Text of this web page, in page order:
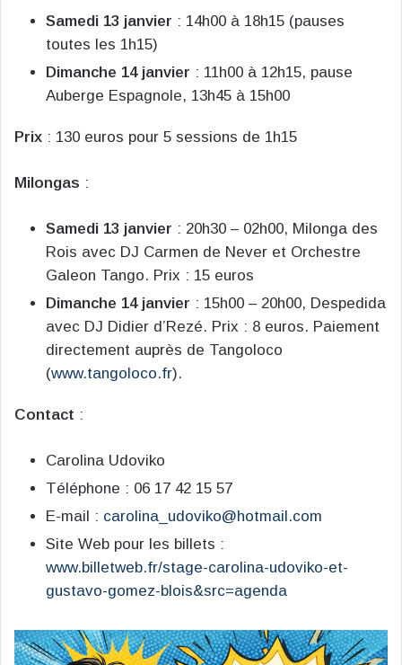
Samedi 13 janvier : 14h00 à 18h15 (pauses
toutes les 1h15)
Dimanche 14 janvier : 11h00 à 12h15, pause
Auberge Espagnole, 13h45 à 15h00
Prix : 130 euros pour 5 sessions de 1h15
Milongas :
Samedi 13 janvier : 20h30 – 02h00, Milonga des
Rois avec DJ Carmen de Never et Orchestre
Galeon Tango. Prix : 15 euros
Dimanche 14 janvier : 15h00 – 20h00, Despedida
avec DJ Didier d’Rezé. Prix : 8 euros. Paiement
directement auprès de Tangoloco
(www.tangoloco.fr).
Contact :
Carolina Udoviko
Téléphone : 06 17 42 15 57
E-mail : carolina_udoviko@hotmail.com
Site Web pour les billets :
www.billetweb.fr/stage-carolina-udoviko-et-
gustavo-gomez-blois&src=agenda